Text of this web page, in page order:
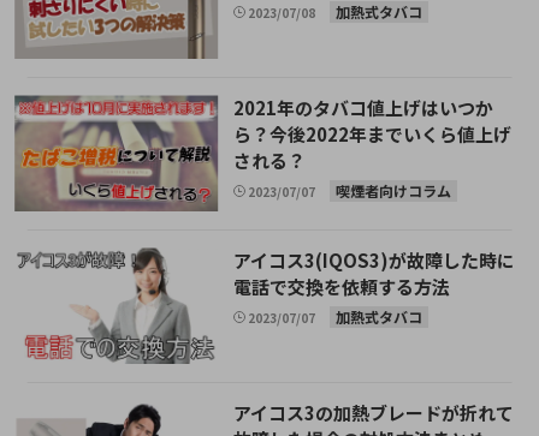
2023/07/08 加熱式タバコ
2021年のタバコ値上げはいつか
ら？今後2022年までいくら値上げ
される？
2023/07/07 喫煙者向けコラム
アイコス3(IQOS3)が故障した時に
電話で交換を依頼する方法
2023/07/07 加熱式タバコ
アイコス3の加熱ブレードが折れて